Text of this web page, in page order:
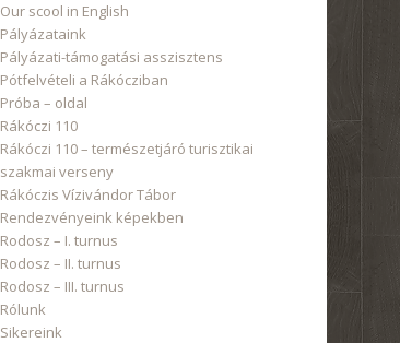
Our scool in English
Pályázataink
Pályázati-támogatási asszisztens
Pótfelvételi a Rákócziban
Próba – oldal
Rákóczi 110
Rákóczi 110 – természetjáró turisztikai
szakmai verseny
Rákóczis Vízivándor Tábor
Rendezvényeink képekben
Rodosz – I. turnus
Rodosz – II. turnus
Rodosz – III. turnus
Rólunk
Sikereink